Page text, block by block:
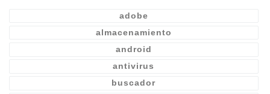
adobe
almacenamiento
android
antivirus
buscador